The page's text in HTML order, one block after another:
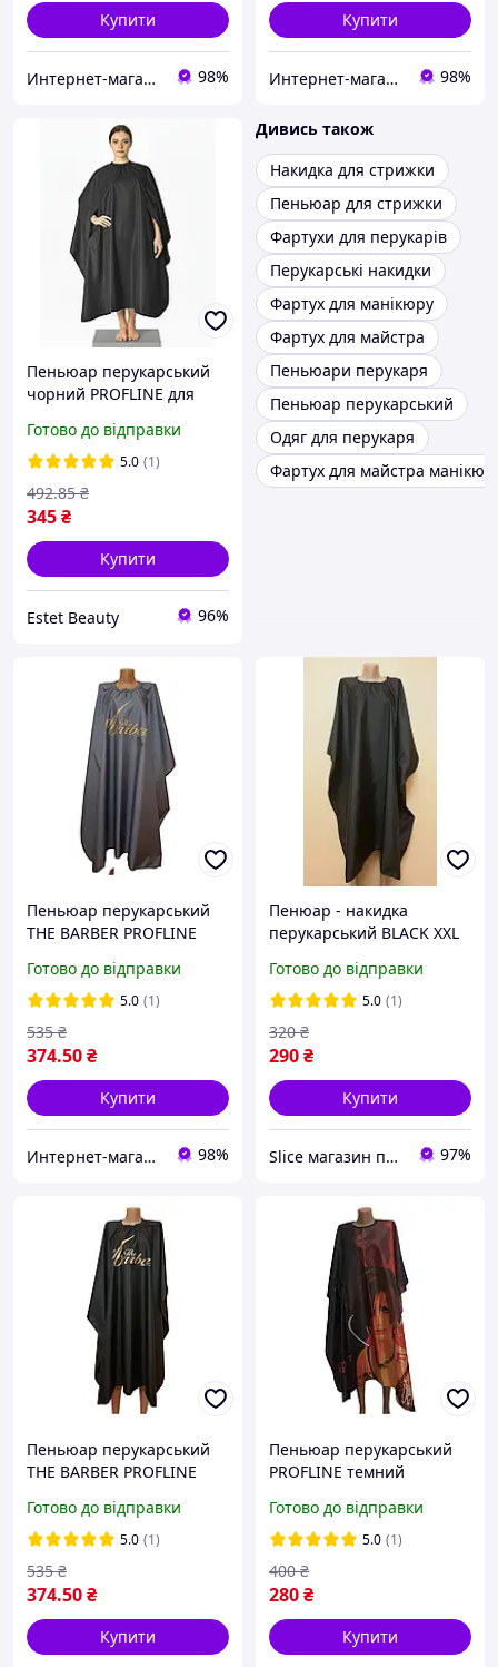
Купити
Интернет-магазин PROFLINE 98%
Купити
Интернет-магазин PROFLINE 98%
Пеньюар перукарський
чорний PROFLINE для
прорізними рукавами з
плащової тканини
145×145 см. Арт 2456
Готово до відправки
5.0 (1)
345₴
492.85 ₴
Купити
Estet Beauty 96%
Дивись також
Накидка для стрижки
Пеньюар для стрижки
Фартухи для перукарів
Перукарські накидки
Фартух для манікюру
Фартух для майстра
Пеньюари перукаря
Пеньюар перукарський
Одяг для перукаря
Фартух для майстра
Пеньюар перукарський
THE BARBER PROFLINE
фарбування волосся з
плащової тканини
145×145 см. Арт ПСБ145
Готово до відправки
5.0 (1)
374.50₴
535 ₴
Купити
Интернет-магазин PROFLINE 98%
Пенюар - накидка
перукарський BLACK XXL
Готово до відправки
5.0 (1)
290₴
320 ₴
Купити
Slice магазин перукарських та манікюрних товарів 97%
Пеньюар перукарський
THE BARBER PROFLINE
фарбування волосся з
плащової тканини
145×145 см. Арт ПЧБ145
Готово до відправки
5.0 (1)
374.50₴
535 ₴
Купити
Пеньюар перукарський
PROFLINE темний
стрижки/фарбування. Арт
Ф1458
Готово до відправки
5.0 (1)
280₴
400 ₴
Купити